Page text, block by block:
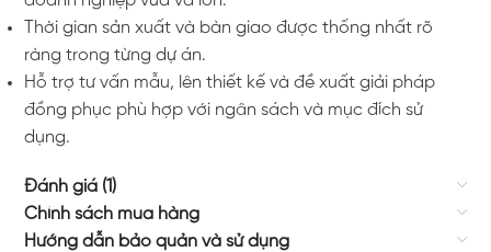
Thời gian sản xuất và bàn giao được thống nhất rõ
ràng trong từng dự án.
Hỗ trợ tư vấn mẫu, lên thiết kế và đề xuất giải pháp
đồng phục phù hợp với ngân sách và mục đích sử
dụng.
Đánh giá (1)
Chính sách mua hàng
Hướng dẫn bảo quản và sử dụng